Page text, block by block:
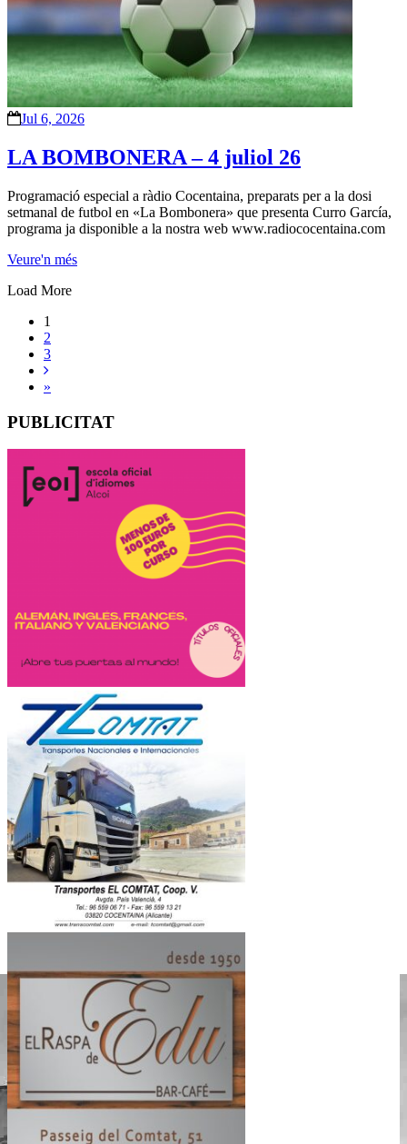
Jul 6, 2026
LA BOMBONERA – 4 juliol 26
Programació especial a ràdio Cocentaina, preparats per a la dosi
setmanal de futbol en «La Bombonera» que presenta Curro García,
programa ja disponible a la nostra web www.radiococentaina.com
Veure'n més
Load More
1
2
3
»
PUBLICITAT